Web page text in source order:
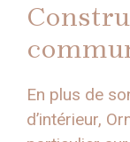
En plus de
d’intérieur,